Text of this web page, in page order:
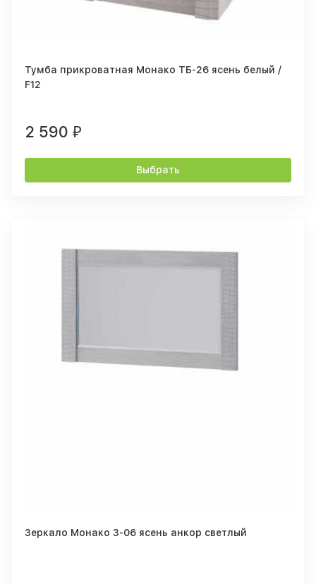
Тумба прикроватная Монако ТБ-26 ясень белый /
F12
2 590 ₽
Выбрать
Зеркало Монако З-06 ясень анкор светлый